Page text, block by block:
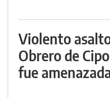
Violento
Obrero de
fue